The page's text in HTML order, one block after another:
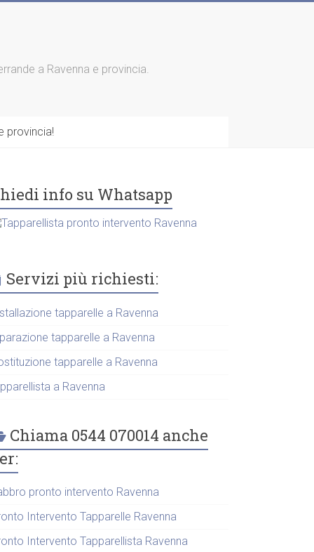
a Ravenna e provincia.
provincia!
info su Whatsapp
Servizi più richiesti:
tapparelle a Ravenna
tapparelle a Ravenna
tapparelle a Ravenna
a Ravenna
Chiama 0544 070014 anche
pronto intervento Ravenna
Intervento Tapparelle Ravenna
Intervento Tapparellista Ravenna